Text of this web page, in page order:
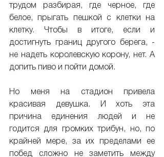
трудом разбирая, где черное, где
белое, прыгать пешкой с клетки на
клетку. Чтобы в итоге, если и
достигнуть границ другого берега, -
не надеть королевскую корону, нет. А
допить пиво и пойти домой.
Но меня на стадион привела
красивая девушка. И хоть эта
причина единения людей и не
годится для громких трибун, но, по
крайней мере, за их пределами ее
побед сложно не заметить между